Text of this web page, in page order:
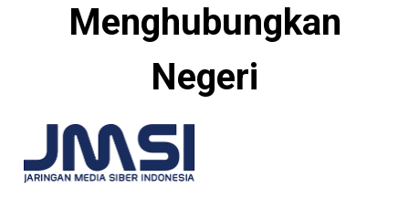
Menghubungkan
Negeri